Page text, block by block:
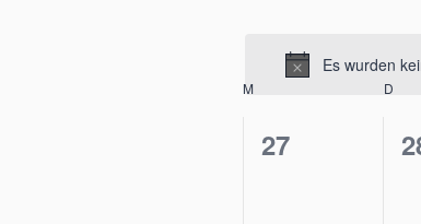
Es wurden
Navigation
Schlüsselwort.
Kalender
von
M D
0
27
0